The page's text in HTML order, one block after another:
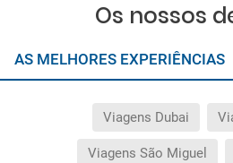
Os nossos
AS MELHORES EXPERIÊNCIAS
Viagens Dubai
Viagens São Miguel